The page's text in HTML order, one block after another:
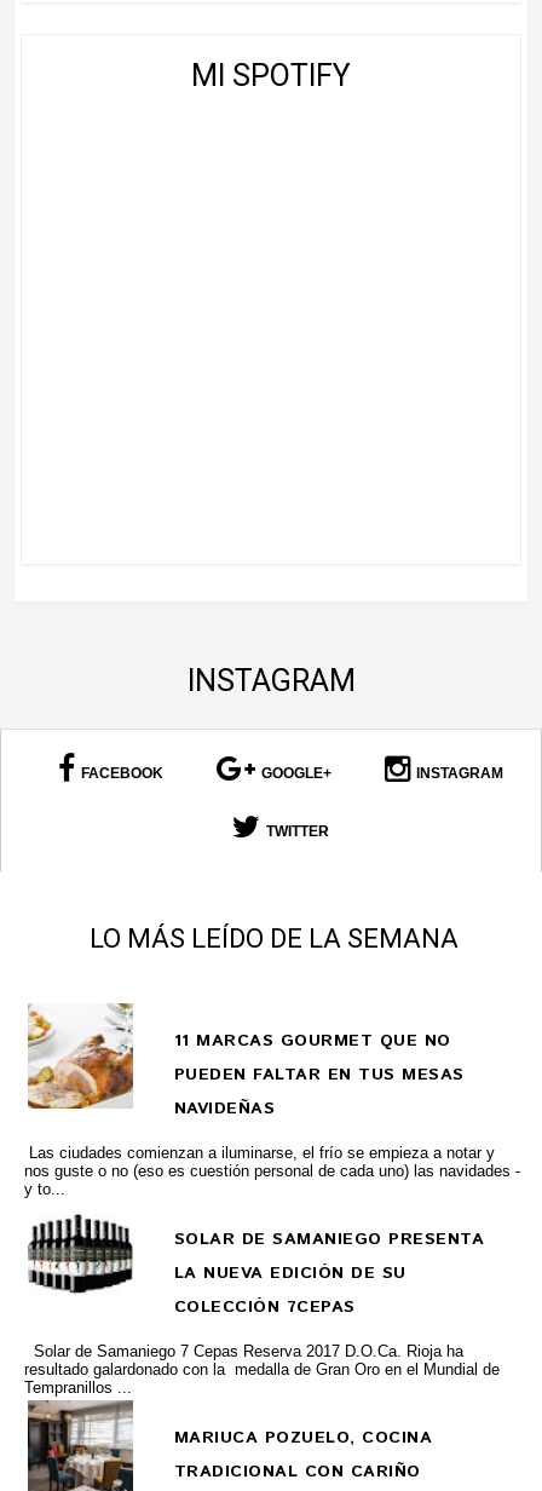
MI SPOTIFY
INSTAGRAM
FACEBOOK GOOGLE+ INSTAGRAM
TWITTER
LO MÁS LEÍDO DE LA SEMANA
11 MARCAS GOURMET QUE NO
PUEDEN FALTAR EN TUS MESAS
NAVIDEÑAS
Las ciudades comienzan a iluminarse, el frío se empieza a notar y
nos guste o no (eso es cuestión personal de cada uno) las navidades -
y to...
SOLAR DE SAMANIEGO PRESENTA
LA NUEVA EDICIÓN DE SU
COLECCIÓN 7CEPAS
Solar de Samaniego 7 Cepas Reserva 2017 D.O.Ca. Rioja ha
resultado galardonado con la medalla de Gran Oro en el Mundial de
Tempranillos ...
MARIUCA POZUELO, COCINA
TRADICIONAL CON CARIÑO